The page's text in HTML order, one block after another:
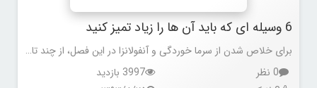
6 وسیله ای که باید آن ها را زیاد تمیز کنید
برای خلاص شدن از سرما خوردگی و آنفولانزا در این فصل، از چند تاکتیک ساده استفاده کنید: اول واکسن آنفولانزا بزنید. دوم،در محل کار از همکارانی که مریض هستند و عطسه و سرفه می کنند دوری کنید.باید مکان هایی را که ویروس ها و باکتری ها در آن جا جمع می شوند بشناسید و بدانید که چطور باید آن ها را تمیز کنید.با این راه احتمال مریض شدن و یک هفته در رختخواب ماندن با بدن درد و تب را کاهش می دهید. موارد زیر را بخوانید تا بدانید میکرب ها در چه جاهایی کمین می کنند و این که چگونه آن ها را تمیز کنید تا میکرب ها و ویروس ها از بین بروند.
0 نظر
3997 بازدید